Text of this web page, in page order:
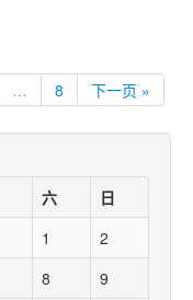
… 8 下一页 »
六 日
1
2
8
9